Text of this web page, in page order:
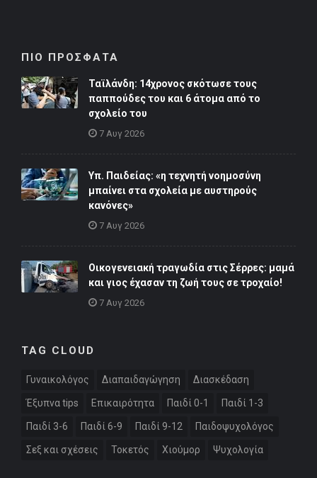
ΠΙΟ ΠΡΟΣΦΑΤΑ
Ταϊλάνδη: 14χρονος σκότωσε τους
παππούδες του και 6 άτομα από το
σχολείο του
7 Αυγ 2026
Υπ. Παιδείας: «η τεχνητή νοημοσύνη
μπαίνει στα σχολεία με αυστηρούς
κανόνες»
7 Αυγ 2026
Οικογενειακή τραγωδία στις Σέρρες: μαμά
και γιος έχασαν τη ζωή τους σε τροχαίο!
7 Αυγ 2026
TAG CLOUD
Γυναικολόγος Διαπαιδαγώγηση Διασκέδαση
Έξυπνα tips Επικαιρότητα Παιδί 0-1 Παιδί 1-3
Παιδί 3-6 Παιδί 6-9 Παιδί 9-12 Παιδοψυχολόγος
Σεξ και σχέσεις Τοκετός Χιούμορ Ψυχολογία